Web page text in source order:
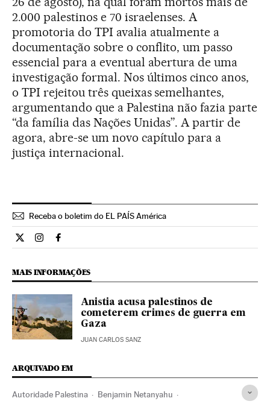
2.000 palestinos e 70 israelenses. A
promotoria do TPI avalia atualmente a
documentação sobre o conflito, um passo
essencial para a eventual abertura de uma
investigação formal. Nos últimos cinco anos,
o TPI rejeitou três queixas semelhantes,
argumentando que a Palestina não fazia parte
“da família das Nações Unidas”. A partir de
agora, abre-se um novo capítulo para a
justiça internacional.
Receba o boletim do EL PAÍS América
Internacional El País Brasil en Twitter
Internacional El País Brasil en Instagram
Internacional El País Brasil en Facebook
MAIS INFORMAÇÕES
Anistia acusa palestinos de
cometerem crimes de guerra em
Gaza
JUAN CARLOS SANZ
ARQUIVADO EM
Autoridade Palestina Benjamin Netanyahu